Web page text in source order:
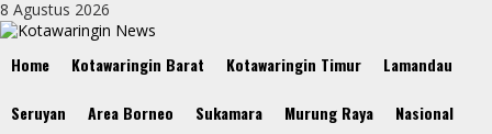
Skip
to
8 Agustus 2026
Menu
Home Kotawaringin Barat Kotawaringin Timur Lamandau
Seruyan Area Borneo Sukamara Murung Raya Nasional